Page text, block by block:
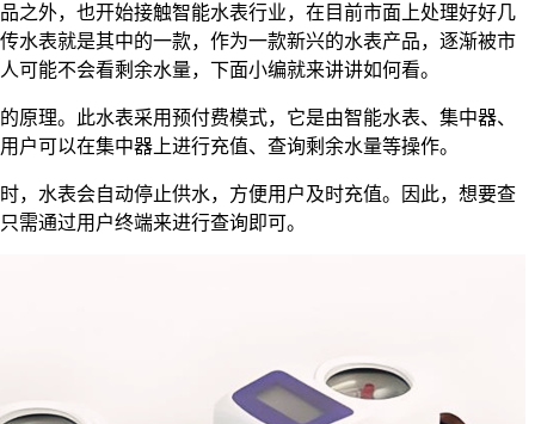
之外，也开始接触智能水表行业，在目前市面上处理好好几
水表就是其中的一款，作为一款新兴的水表产品，逐渐被市
可能不会看剩余水量，下面小编就来讲讲如何看。
理。此水表采用预付费模式，它是由智能水表、集中器、
户可以在集中器上进行充值、查询剩余水量等操作。
水表会自动停止供水，方便用户及时充值。因此，想要查
需通过用户终端来进行查询即可。